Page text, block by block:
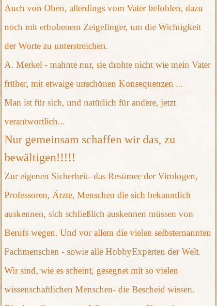
Auch von Oben, allerdings vom Vater befohlen, dazu
noch mit erhobenem Zeigefinger, um die Wichtigkeit
der Worte zu unterstreichen.
A. Merkel - mahnte nur, sie drohte nicht wie mein Vater
früher, mit etwaige unschönen Konsequenzen ...
Man ist für sich, und natürlich für andere, jetzt
verantwortlich...
Nur gemeinsam schaffen wir das, zu
bewältigen!!!!!
Zur eigenen Sicherheit- das Resümee der Virologen,
Professoren, Ärzte, Menschen die sich bekanntlich
auskennen, sich schließlich auskennen müssen von
Berufs wegen. Und vor allem die vielen selbsternannten
Fachmenschen - sowie alle HobbyExperten der Welt.
Wir sind, wie es scheint, gesegnet mit so vielen
wissenschaftlichen Menschen- die Bescheid wissen.